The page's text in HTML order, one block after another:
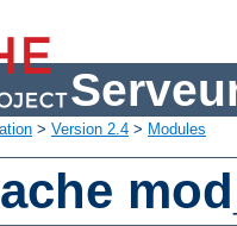
> Version 2.4 > Modules